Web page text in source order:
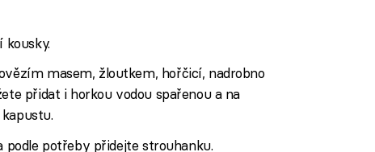
kousky.
masem, žloutkem, hořčicí, nadrobno
přidat i horkou vodou spařenou a na
potřeby přidejte strouhanku.